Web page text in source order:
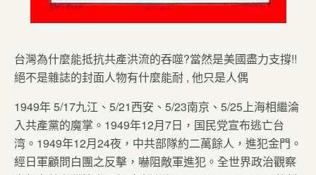
台灣為什麼能抵抗共產洪流的吞噬?當然是美國盡力支撐!!
絕不是雜誌的封面人物有什麼能耐 , 他只是人偶
1949年 5/17九江、5/21西安、5/23南京、5/25上海相繼淪
入共產黨的魔掌。1949年12月7日，国民党宣布逃亡台
湾。1949年12月24夜，中共部隊約二萬餘人，進犯金門。
經日軍顧問白團之反擊，嚇阻敵軍進犯。全世界政治觀察